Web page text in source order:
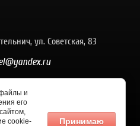
ул. Советская, 83
4-26-58
и
его
cookie-
Принимаю